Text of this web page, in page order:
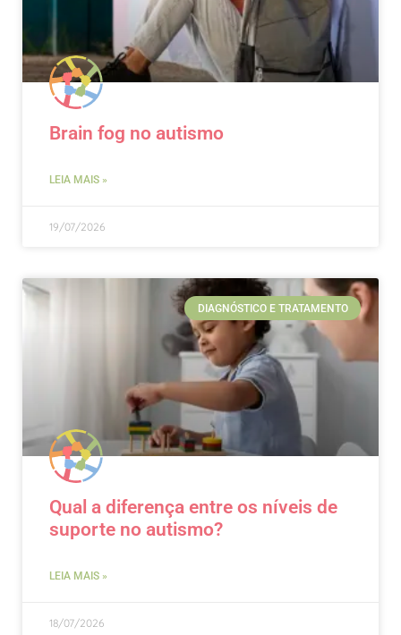
Brain fog no autismo
LEIA MAIS »
19/07/2026
DIAGNÓSTICO E TRATAMENTO
Qual a diferença entre os níveis de
suporte no autismo?
LEIA MAIS »
18/07/2026